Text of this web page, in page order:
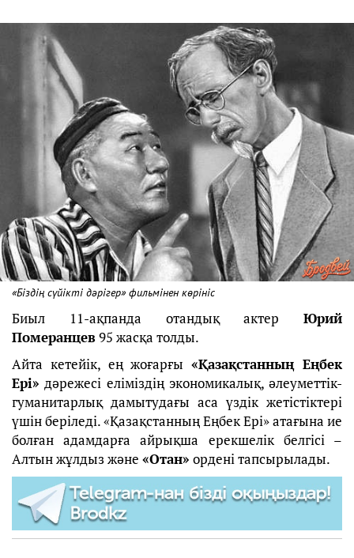
«Біздің сүйікті дәрігер» фильмінен көрініс
Биыл 11-ақпанда отандық актер Юрий
Померанцев95 жасқа толды.
Айта кетейік, ең жоғарғы«Қазақстанның Еңбек
Ері» дәрежесі еліміздің экономикалық, әлеуметтік-
гуманитарлық дамытудағы аса үздік жетістіктері
үшін беріледі. «Қазақстанның Еңбек Ері» атағына ие
болған адамдарға айрықша ерекшелік белгісі –
Алтын жұлдыз және «Отан» ордені тапсырылады.